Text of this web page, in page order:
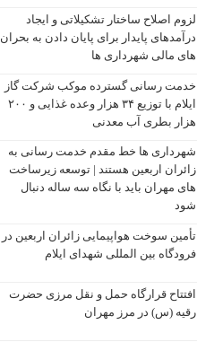
لزوم اصلاح ساختار تشکیلاتی و ایجاد
درآمدهای پایدار برای پایان دادن به بحران‌
های مالی شهرداری‌ ها
خدمت رسانی گسترده موکب شرکت گاز
ایلام با توزیع ۳۴ هزار وعده غذایی و ۲۰۰
هزار بطری آب معدنی
شهرداری‌ ها خط مقدم خدمت ‌رسانی به
زائران اربعین هستند | توسعه زیرساخت
‌های مهران باید با نگاه سه‌ ساله دنبال
شود
تأمین سوخت هواپیمایی زائران اربعین در
فرودگاه بین المللی شهدای ایلام
افتتاح قرارگاه حمل‌ و نقل مرزی حضرت
رقیه (س) در مرز مهران